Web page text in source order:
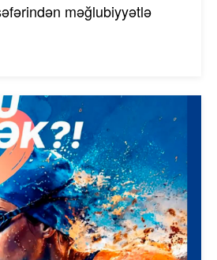
məğlubiyyətlə